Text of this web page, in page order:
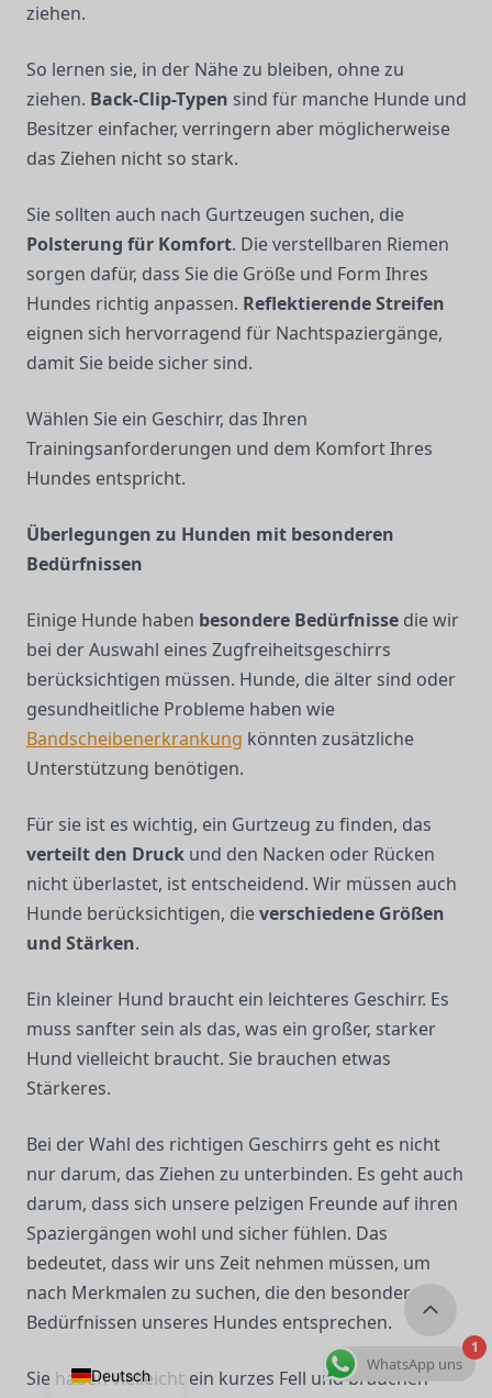
ziehen.
So lernen sie, in der Nähe zu bleiben, ohne zu
ziehen. Back-Clip-Typen sind für manche Hunde und
Besitzer einfacher, verringern aber möglicherweise
das Ziehen nicht so stark.
Sie sollten auch nach Gurtzeugen suchen, die
Polsterung für Komfort. Die verstellbaren Riemen
sorgen dafür, dass Sie die Größe und Form Ihres
Hundes richtig anpassen. Reflektierende Streifen
eignen sich hervorragend für Nachtspaziergänge,
damit Sie beide sicher sind.
Wählen Sie ein Geschirr, das Ihren
Trainingsanforderungen und dem Komfort Ihres
Hundes entspricht.
Überlegungen zu Hunden mit besonderen
Bedürfnissen
Einige Hunde haben besondere Bedürfnisse die wir
bei der Auswahl eines Zugfreiheitsgeschirrs
berücksichtigen müssen. Hunde, die älter sind oder
gesundheitliche Probleme haben wie
Bandscheibenerkrankung könnten zusätzliche
Unterstützung benötigen.
Für sie ist es wichtig, ein Gurtzeug zu finden, das
verteilt den Druck und den Nacken oder Rücken
nicht überlastet, ist entscheidend. Wir müssen auch
Hunde berücksichtigen, dieverschiedene Größen
und Stärken.
Ein kleiner Hund braucht ein leichteres Geschirr. Es
muss sanfter sein als das, was ein großer, starker
Hund vielleicht braucht. Sie brauchen etwas
Stärkeres.
Bei der Wahl des richtigen Geschirrs geht es nicht
nur darum, das Ziehen zu unterbinden. Es geht auch
darum, dass sich unsere pelzigen Freunde auf ihren
Spaziergängen wohl und sicher fühlen. Das
bedeutet, dass wir uns Zeit nehmen müssen, um
nach Merkmalen zu suchen, die den besonderen
Bedürfnissen unseres Hundes entsprechen.
Sie haben vielleicht ein kurzes Fell und brauchen
1
WhatsApp uns
Deutsch